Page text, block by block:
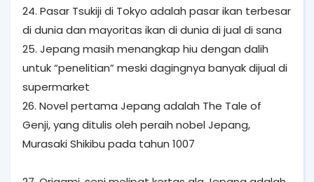
24. Pasar Tsukiji di Tokyo adalah pasar ikan terbesar
di dunia dan mayoritas ikan di dunia di jual di sana
25. Jepang masih menangkap hiu dengan dalih
untuk “penelitian” meski dagingnya banyak dijual di
supermarket
26. Novel pertama Jepang adalah The Tale of
Genji, yang ditulis oleh peraih nobel Jepang,
Murasaki Shikibu pada tahun 1007